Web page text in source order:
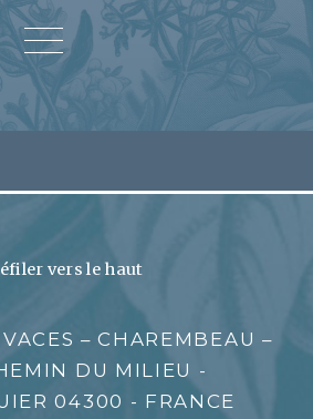
vers le haut
– CHAREMBEAU –
DU MILIEU -
04300 - FRANCE